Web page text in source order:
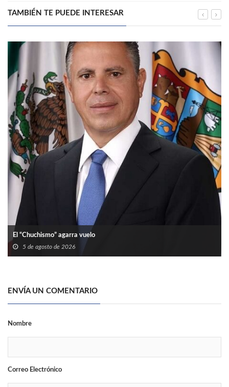
TAMBIÉN TE PUEDE INTERESAR
El “Chuchismo” agarra vuelo
5 de agosto de 2026
ENVÍA UN COMENTARIO
Nombre
Correo Electrónico